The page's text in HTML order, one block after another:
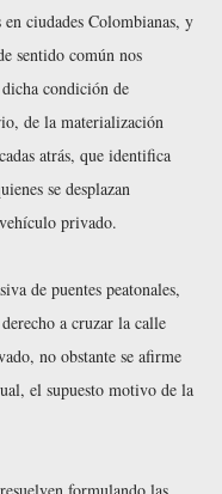
ciudades Colombianas, y
sentido común nos
condición de
de la materialización
atrás, que identifica
se desplazan
privado.
de puentes peatonales,
a cruzar la calle
no obstante se afirme
el supuesto motivo de la